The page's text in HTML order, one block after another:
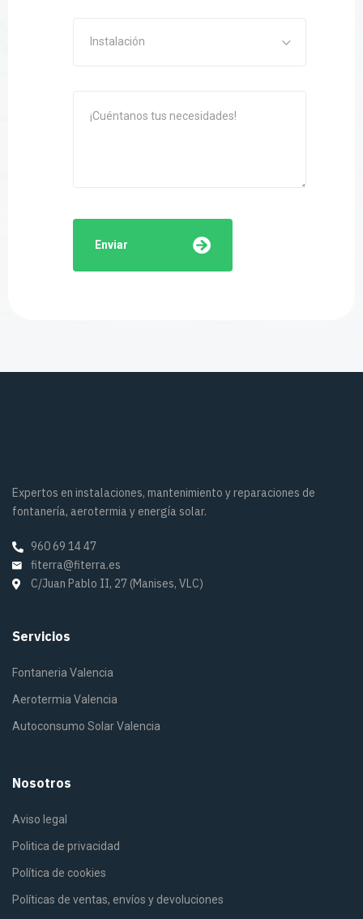
Instalación
Enviar
Expertos en instalaciones, mantenimiento y reparaciones de
fontanería, aerotermia y energía solar.
960 69 14 47
fiterra@fiterra.es
C/Juan Pablo II, 27 (Manises, VLC)
Servicios
Fontaneria Valencia
Aerotermia Valencia
Autoconsumo Solar Valencia
Nosotros
Aviso legal
Politica de privacidad
Política de cookies
Políticas de ventas, envíos y devoluciones